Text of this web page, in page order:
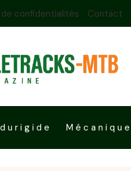
confidentialités Contact
Mécanique